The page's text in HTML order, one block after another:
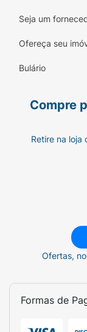
Seja um
Ofereça seu
Bulário
Compre
Retire na loja
Ofertas,
Formas de